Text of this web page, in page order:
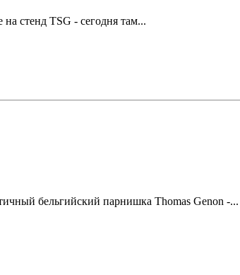
стенд TSG - сегодня там...
бельгийский парнишка Thomas Genon -...